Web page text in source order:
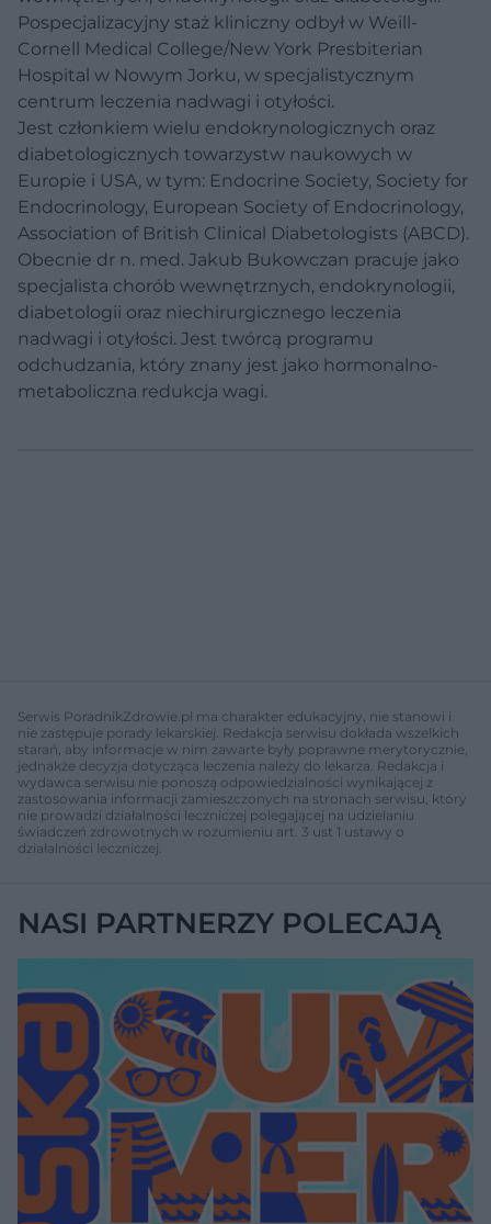
Pospecjalizacyjny staż kliniczny odbył w Weill-
Cornell Medical College/New York Presbiterian
Hospital w Nowym Jorku, w specjalistycznym
centrum leczenia nadwagi i otyłości.
Jest członkiem wielu endokrynologicznych oraz
diabetologicznych towarzystw naukowych w
Europie i USA, w tym: Endocrine Society, Society for
Endocrinology, European Society of Endocrinology,
Association of British Clinical Diabetologists (ABCD).
Obecnie dr n. med. Jakub Bukowczan pracuje jako
specjalista chorób wewnętrznych, endokrynologii,
diabetologii oraz niechirurgicznego leczenia
nadwagi i otyłości. Jest twórcą programu
odchudzania, który znany jest jako hormonalno-
metaboliczna redukcja wagi.
Serwis PoradnikZdrowie.pl ma charakter edukacyjny, nie stanowi i
nie zastępuje porady lekarskiej. Redakcja serwisu dokłada wszelkich
starań, aby informacje w nim zawarte były poprawne merytorycznie,
jednakże decyzja dotycząca leczenia należy do lekarza. Redakcja i
wydawca serwisu nie ponoszą odpowiedzialności wynikającej z
zastosowania informacji zamieszczonych na stronach serwisu, który
nie prowadzi działalności leczniczej polegającej na udzielaniu
świadczeń zdrowotnych w rozumieniu art. 3 ust 1 ustawy o
działalności leczniczej.
NASI PARTNERZY POLECAJĄ